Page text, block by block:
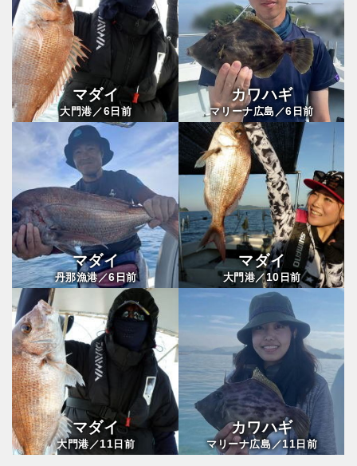
マダイ
大門港／6日前
カワハギ
マリーナ広島／6日前
マダイ
丹那漁港／6日前
マダイ
大門港／10 日前
マダイ
大門港／11日前
カワハギ
マリーナ広島／11日前